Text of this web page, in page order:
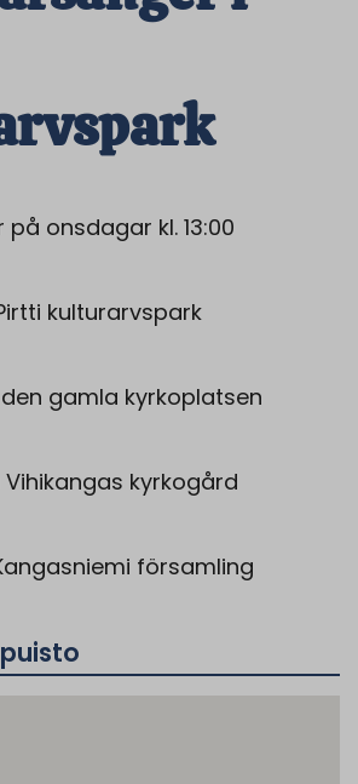
onsdagar kl. 13:00
kulturarvspark
den gamla kyrkoplatsen
Vihikangas kyrkogård
församling